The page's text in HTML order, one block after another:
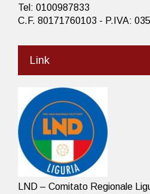
Tel: 0100987833
C.F. 80171760103 - P.IVA:
Link
LND – Comitato Regionale